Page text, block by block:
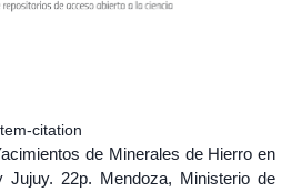
citation
de Minerales de Hierro en
22p. Mendoza, Ministerio de